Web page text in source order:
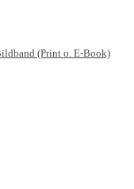
(Print o. E-Book)